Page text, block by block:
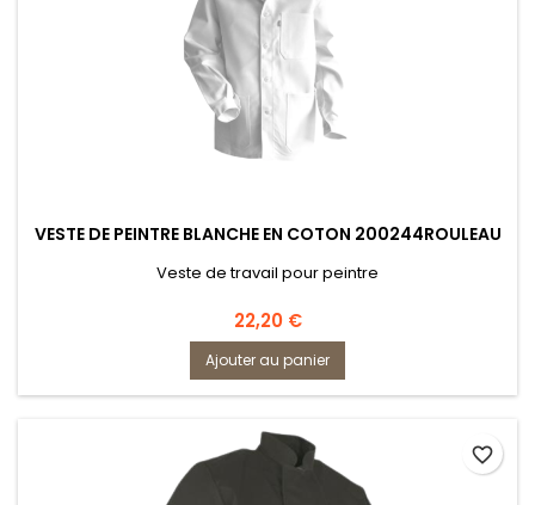
VESTE DE PEINTRE BLANCHE EN COTON 200244ROULEAU
Veste de travail pour peintre
Prix
22,20 €
Ajouter au panier
favorite_border